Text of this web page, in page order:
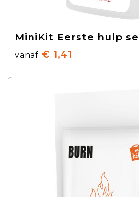
MiniKit Eerste hulp
vanaf € 1,41